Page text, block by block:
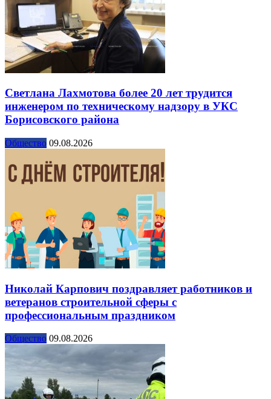
Светлана Лахмотова более 20 лет трудится
инженером по техническому надзору в УКС
Борисовского района
Общество 09.08.2026
Николай Карпович поздравляет работников и
ветеранов строительной сферы с
профессиональным праздником
Общество 09.08.2026